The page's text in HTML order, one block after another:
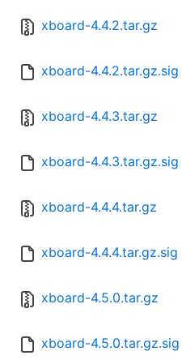
xboard-4.4.2.tar.gz
xboard-4.4.2.tar.gz.sig
xboard-4.4.3.tar.gz
xboard-4.4.3.tar.gz.sig
xboard-4.4.4.tar.gz
xboard-4.4.4.tar.gz.sig
xboard-4.5.0.tar.gz
xboard-4.5.0.tar.gz.sig